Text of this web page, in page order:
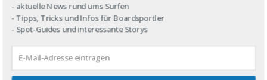
- aktuelle News rund ums Surfen
- Tipps, Tricks und Infos für Boardsportler
- Spot-Guides und interessante Storys